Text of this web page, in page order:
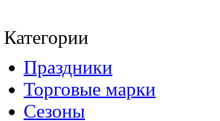
Категории
Праздники
Торговые марки
Сезоны